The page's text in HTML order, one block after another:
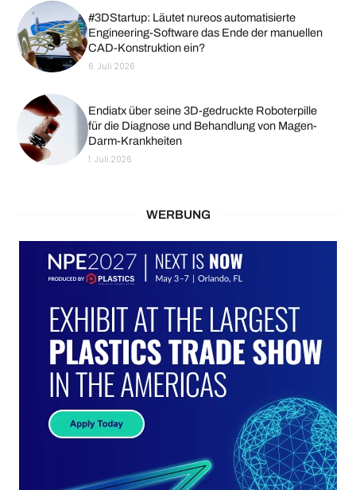
#3DStartup: Läutet nureos automatisierte
Engineering-Software das Ende der manuellen
CAD-Konstruktion ein?
6. Juli 2026
Endiatx über seine 3D-gedruckte Roboterpille
für die Diagnose und Behandlung von Magen-
Darm-Krankheiten
1. Juli 2026
WERBUNG